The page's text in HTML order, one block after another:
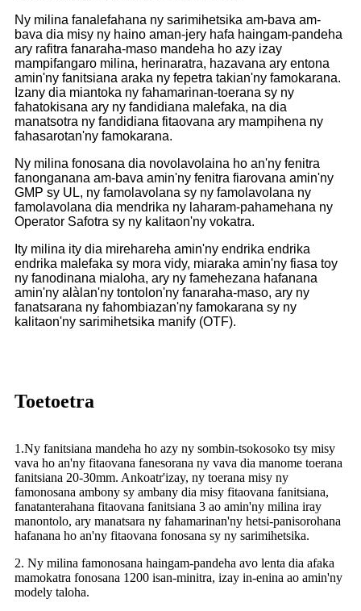
Ny milina fanalefahana ny sarimihetsika am-bava am-
bava dia misy ny haino aman-jery hafa haingam-pandeha
ary rafitra fanaraha-maso mandeha ho azy izay
mampifangaro milina, herinaratra, hazavana ary entona
amin'ny fanitsiana araka ny fepetra takian'ny famokarana.
Izany dia miantoka ny fahamarinan-toerana sy ny
fahatokisana ary ny fandidiana malefaka, na dia
manatsotra ny fandidiana fitaovana ary mampihena ny
fahasarotan'ny famokarana.
Ny milina fonosana dia novolavolaina ho an'ny fenitra
fanonganana am-bava amin'ny fenitra fiarovana amin'ny
GMP sy UL, ny famolavolana sy ny famolavolana ny
famolavolana dia mendrika ny laharam-pahamehana ny
Operator Safotra sy ny kalitaon'ny vokatra.
Ity milina ity dia mirehareha amin'ny endrika endrika
endrika malefaka sy mora vidy, miaraka amin'ny fiasa toy
ny fanodinana mialoha, ary ny famehezana hafanana
amin'ny alàlan'ny tontolon'ny fanaraha-maso, ary ny
fanatsarana ny fahombiazan'ny famokarana sy ny
kalitaon'ny sarimihetsika manify (OTF).
Toetoetra
1.Ny fanitsiana mandeha ho azy ny sombin-tsokosoko tsy misy
vava ho an'ny fitaovana fanesorana ny vava dia manome toerana
fanitsiana 20-30mm. Ankoatr'izay, ny toerana misy ny
famonosana ambony sy ambany dia misy fitaovana fanitsiana,
fanatanterahana fitaovana fanitsiana 3 ao amin'ny milina iray
manontolo, ary manatsara ny fahamarinan'ny hetsi-panisorohana
hafanana ho an'ny fitaovana fonosana sy ny sarimihetsika.
2. Ny milina famonosana haingam-pandeha avo lenta dia afaka
mamokatra fonosana 1200 isan-minitra, izay in-enina ao amin'ny
modely taloha.